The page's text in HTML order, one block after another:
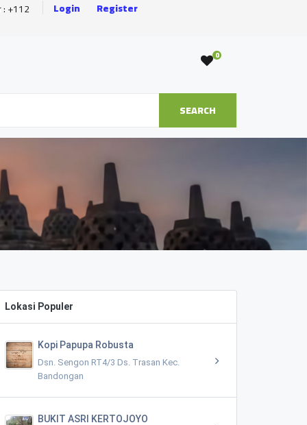
: +112 Login Register
0
SEARCH
Lokasi Populer
Kopi Papupa Robusta
Dsn. Sengon RT4/3 Ds. Trasan Kec.
Bandongan
BUKIT ASRI KERTOJOYO